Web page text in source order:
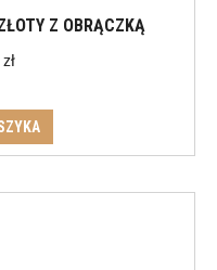
Z OBRĄCZKĄ
zł